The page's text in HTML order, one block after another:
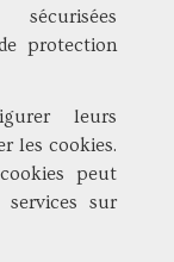
protection
leurs
les cookies.
peut
sur